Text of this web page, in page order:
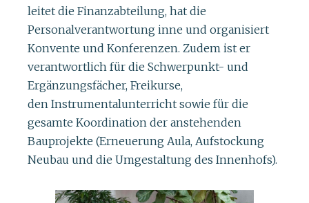
leitet die Finanzabteilung, hat die
Personalverantwortung inne und organisiert
Konvente und Konferenzen. Zudem ist er
verantwortlich für die Schwerpunkt- und
Ergänzungsfächer, Freikurse,
den Instrumentalunterricht sowie für die
gesamte Koordination der anstehenden
Bauprojekte (Erneuerung Aula, Aufstockung
Neubau und die Umgestaltung des Innenhofs).